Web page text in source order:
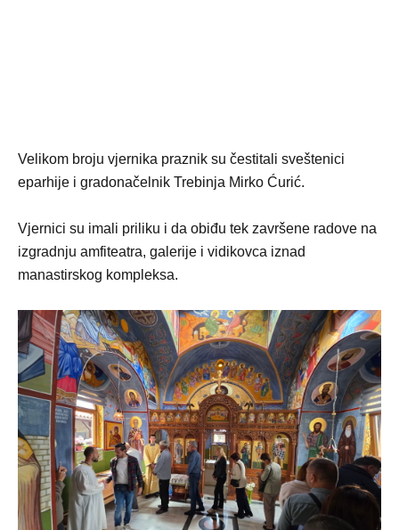
Velikom broju vjernika praznik su čestitali sveštenici
eparhije i gradonačelnik Trebinja Mirko Ćurić.
Vjernici su imali priliku i da obiđu tek završene radove na
izgradnju amfiteatra, galerije i vidikovca iznad
manastirskog kompleksa.